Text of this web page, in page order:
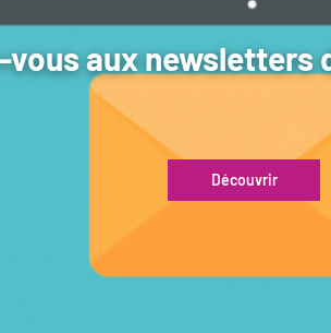
aux newsletters
Découvrir